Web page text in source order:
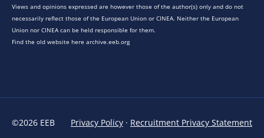
Views and opinions expressed are however those of the author(s) only and do not
necessarily reflect those of the European Union or CINEA. Neither the European
Union nor CINEA can be held responsible for them.
Find the old website here archive.eeb.org
©2026 EEB Privacy Policy · Recruitment Privacy Statement